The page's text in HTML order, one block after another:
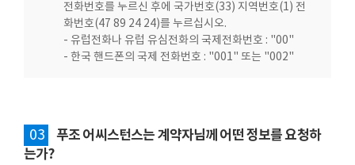
전화번호를 누르신 후에 국가번호(33) 지역번호(1) 전
화번호(47 89 24 24)를 누르십시오.
- 유럽전화나 유럽 유심전화의 국제전화번호 : "00"
- 한국 핸드폰의 국제 전화번호 : "001" 또는 "002"
03
푸조 어씨스턴스는 계약자님께 어떤 정보를 요청하
는가?